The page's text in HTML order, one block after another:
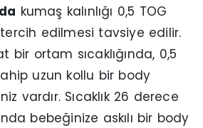
kumaş kalınlığı 0,5 TOG
edilmesi tavsiye edilir.
bir ortam sıcaklığında, 0,5
uzun kollu bir body
vardır. Sıcaklık 26 derece
bebeğinize askılı bir body